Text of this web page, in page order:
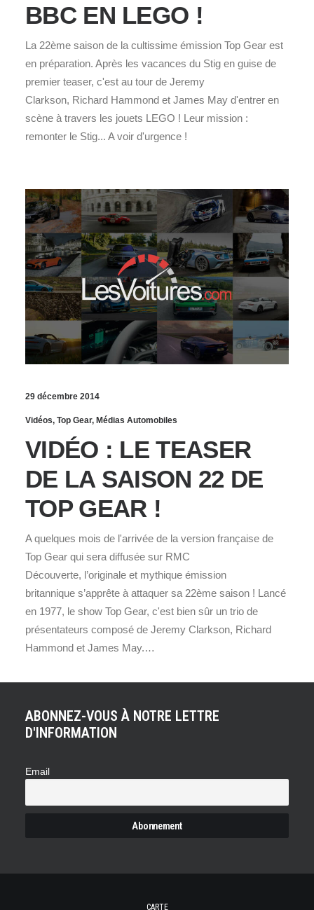
BBC EN LEGO !
La 22ème saison de la cultissime émission Top Gear est
en préparation. Après les vacances du Stig en guise de
premier teaser, c'est au tour de Jeremy
Clarkson, Richard Hammond et James May d'entrer en
scène à travers les jouets LEGO ! Leur mission :
remonter le Stig... A voir d'urgence !
29 décembre 2014
Vidéos, Top Gear, Médias Automobiles
VIDÉO : LE TEASER
DE LA SAISON 22 DE
TOP GEAR !
A quelques mois de l'arrivée de la version française de
Top Gear qui sera diffusée sur RMC
Découverte, l’originale et mythique émission
britannique s’apprête à attaquer sa 22ème saison ! Lancé
en 1977, le show Top Gear, c'est bien sûr un trio de
présentateurs composé de Jeremy Clarkson, Richard
Hammond et James May.…
ABONNEZ-VOUS À NOTRE LETTRE
D'INFORMATION
Email
CARTE